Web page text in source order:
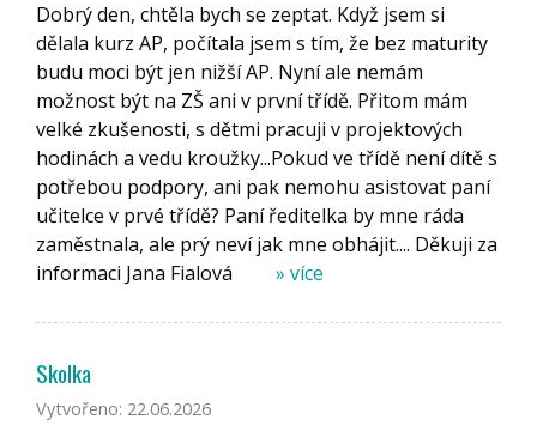
Dobrý den, chtěla bych se zeptat. Když jsem si
dělala kurz AP, počítala jsem s tím, že bez maturity
budu moci být jen nižší AP. Nyní ale nemám
možnost být na ZŠ ani v první třídě. Přitom mám
velké zkušenosti, s dětmi pracuji v projektových
hodinách a vedu kroužky...Pokud ve třídě není dítě s
potřebou podpory, ani pak nemohu asistovat paní
učitelce v prvé třídě? Paní ředitelka by mne ráda
zaměstnala, ale prý neví jak mne obhájit.... Děkuji za
informaci Jana Fialová
» více
Skolka
Vytvořeno: 22.06.2026